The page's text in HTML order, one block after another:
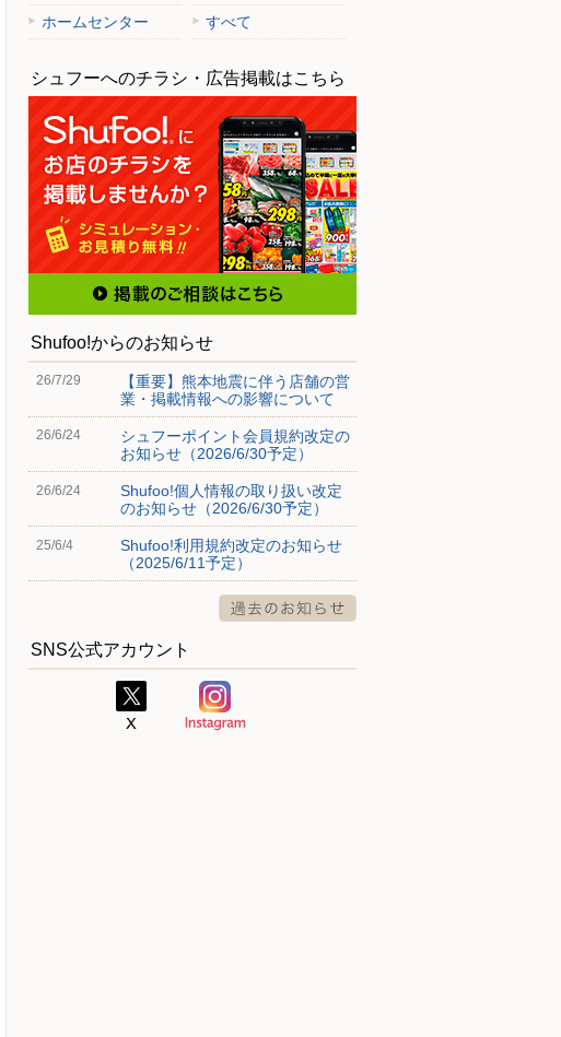
ホームセンター
すべて
シュフーへのチラシ・広告掲載はこちら
Shufoo!からのお知らせ
26/7/29
【重要】熊本地震に伴う店舗の営
業・掲載情報への影響について
26/6/24
シュフーポイント会員規約改定の
お知らせ（2026/6/30予定）
26/6/24
Shufoo!個人情報の取り扱い改定
のお知らせ（2026/6/30予定）
25/6/4
Shufoo!利用規約改定のお知らせ
（2025/6/11予定）
SNS公式アカウント